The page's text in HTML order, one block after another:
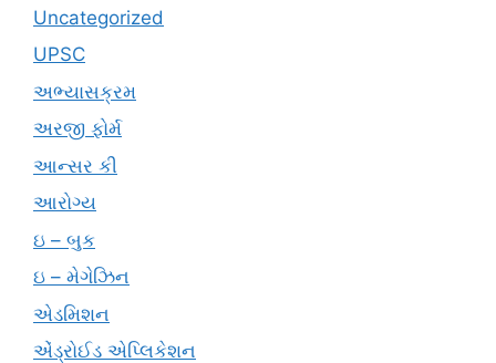
Uncategorized
UPSC
અભ્યાસક્રમ
અરજી ફોર્મ
આન્સર કી
આરોગ્ય
ઇ – બુક
ઇ – મેગેઝિન
એડમિશન
એંડ્રોઈડ એપ્લિકેશન